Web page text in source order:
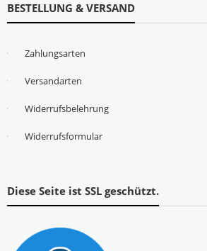
BESTELLUNG & VERSAND
Zahlungsarten
Versandarten
Widerrufsbelehrung
Widerrufsformular
Diese Seite ist SSL geschützt.